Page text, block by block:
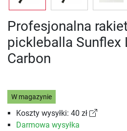
Profesjonalna
pickleballa Sunflex
Carbon
W magazynie
Koszty wysyłki: 40 zł
Darmowa wysyłka